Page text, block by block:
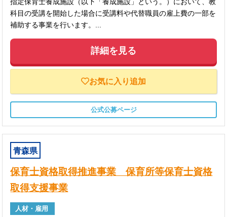
科目の受講を開始した場合に受講料や代替職員の雇上費の一部を
補助する事業を行います。...
詳細を見る
お気に入り追加
公式公募ページ
青森県
保育士資格取得推進事業 保育所等保育士資格
取得支援事業
人材・雇用